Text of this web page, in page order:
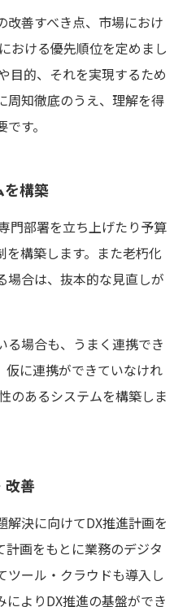
改善すべき点、市場におけ
おける優先順位を定めまし
目的、それを実現するため
周知徹底のうえ、理解を得
す。
を構築
門部署を立ち上げたり予算
構築します。また老朽化
場合は、抜本的な見直しが
る場合も、うまく連携でき
仮に連携ができていなけれ
のあるシステムを構築しま
改善
決に向けてDX推進計画を
画をもとに業務のデジタ
ツール・クラウドも導入し
によりDX推進の基盤ができ